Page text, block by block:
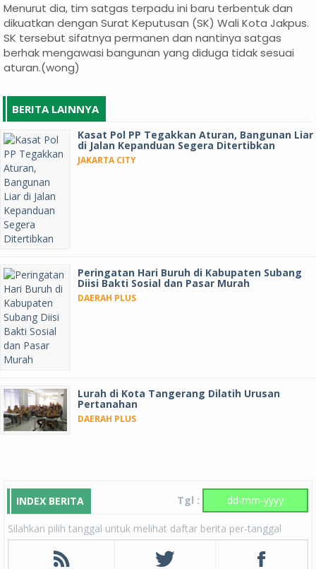
Menurut dia, tim satgas terpadu ini baru terbentuk dan
dikuatkan dengan Surat Keputusan (SK) Wali Kota Jakpus.
SK tersebut sifatnya permanen dan nantinya satgas
berhak mengawasi bangunan yang diduga tidak sesuai
aturan.(wong)
BERITA LAINNYA
Kasat Pol PP Tegakkan Aturan, Bangunan Liar
di Jalan Kepanduan Segera Ditertibkan
JAKARTA CITY
Peringatan Hari Buruh di Kabupaten Subang
Diisi Bakti Sosial dan Pasar Murah
DAERAH PLUS
Lurah di Kota Tangerang Dilatih Urusan
Pertanahan
DAERAH PLUS
INDEX BERITA Tgl :
Silahkan pilih tanggal untuk melihat daftar berita per-tanggal